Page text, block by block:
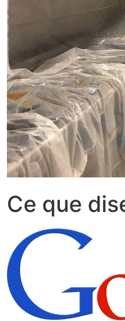
Ce que